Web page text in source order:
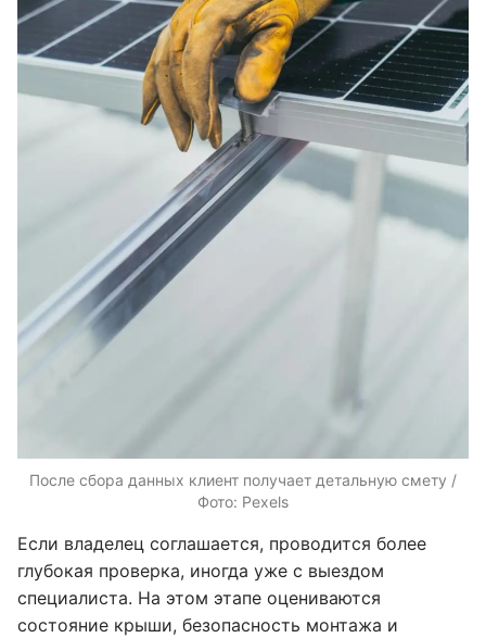
После сбора данных клиент получает детальную смету /
Фото: Pexels
Если владелец соглашается, проводится более
глубокая проверка, иногда уже с выездом
специалиста. На этом этапе оцениваются
состояние крыши, безопасность монтажа и